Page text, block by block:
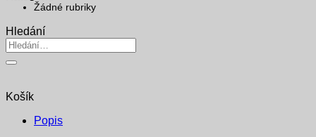
Žádné rubriky
Hledání
Hledat:
Košík
Popis